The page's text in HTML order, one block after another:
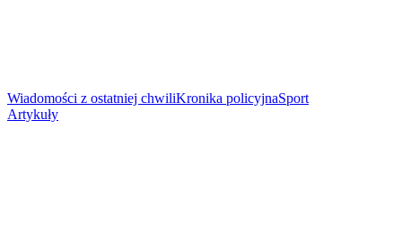
Wiadomości z ostatniej chwiliKronika policyjnaSport
Artykuły